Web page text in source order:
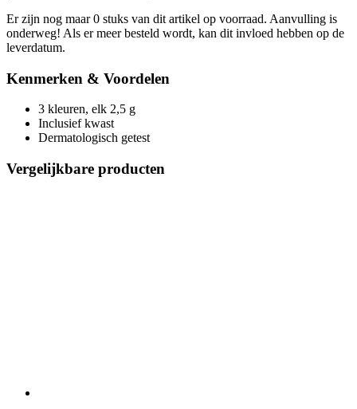
Er zijn nog maar 0 stuks van dit artikel op voorraad. Aanvulling is
onderweg! Als er meer besteld wordt, kan dit invloed hebben op de
leverdatum.
Kenmerken & Voordelen
3 kleuren, elk 2,5 g
Inclusief kwast
Dermatologisch getest
Vergelijkbare producten